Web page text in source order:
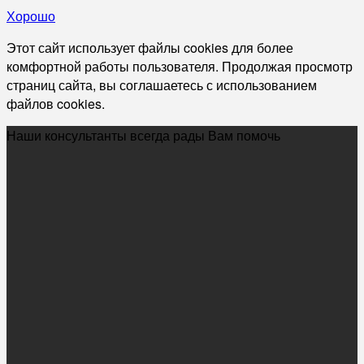
Хорошо
Этот сайт использует файлы cookies для более
комфортной работы пользователя. Продолжая просмотр
страниц сайта, вы соглашаетесь с использованием
файлов cookies.
Наши консультанты всегда рады Вам помочь